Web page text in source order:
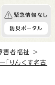
緊急情報なし
防災ポータル
害者福祉
>
りんくす名古